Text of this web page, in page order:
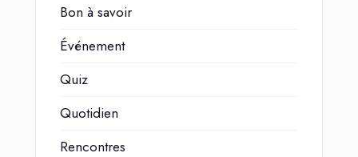
Bon à savoir
Événement
Quiz
Quotidien
Rencontres